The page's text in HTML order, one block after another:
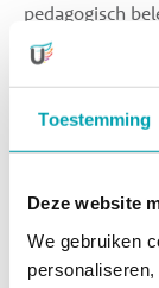
Toestemming
Deze website
We gebruiken
pedagogisch
ontwikkeling
richtlijnen en
per jaar wordt
bijgesteld,
samen met
we continu de